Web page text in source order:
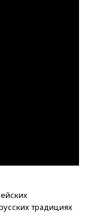
традициях